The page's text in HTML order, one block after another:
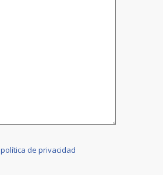
política de privacidad